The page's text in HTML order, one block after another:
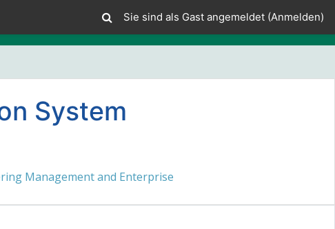
Sie sind als Gast angemeldet (Anmelden)
System
Management and Enterprise